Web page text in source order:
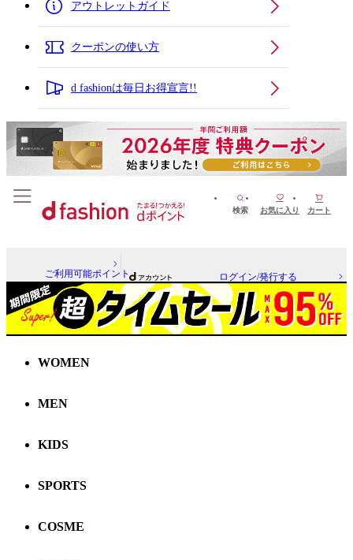
アウトレットガイド
クーポンの使い方
d fashionは毎日お得宣言!!
検索 お気に入り カート
ご利用可能ポイント ログイン/発行する
WOMEN
MEN
KIDS
SPORTS
COSME